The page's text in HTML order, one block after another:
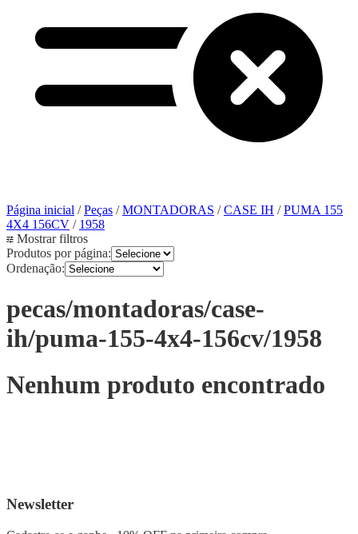
Página inicial /Peças /MONTADORAS /CASE IH /PUMA 155
4X4 156CV / 1958
Mostrar filtros
Produtos por página:
Ordenação:
pecas/montadoras/case-
ih/puma-155-4x4-156cv/1958
Nenhum produto encontrado
Newsletter